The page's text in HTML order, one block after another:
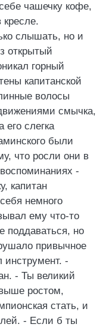
чашечку кофе,
кресле.
слышать, но и
открытый
горный
капитанской
волосы
смычка,
его слегка
были
что росли они в
-
капитан
немного
ему что-то
поддаваться, но
привычное
инструмент. -
- Ты великий
ростом,
стать, и
- Если б ты